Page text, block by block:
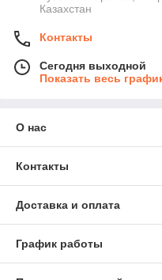
Казахстан
Контакты
Сегодня выходной
Показать весь
О нас
Контакты
Доставка и оплата
График работы